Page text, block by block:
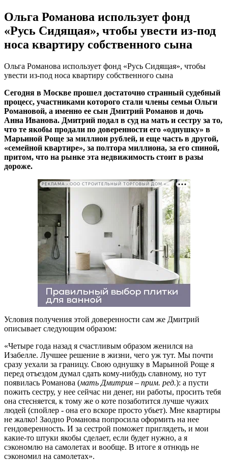
Ольга Романова использует фонд
«Русь Сидящая», чтобы увести из-под
носа квартиру собственного сына
Ольга Романова использует фонд «Русь Сидящая», чтобы
увести из-под носа квартиру собственного сына
Сегодня в Москве прошел достаточно странный судебный
процесс, участниками которого стали члены семьи Ольги
Романовой, а именно ее сын Дмитрий Романов и дочь
Анна Иванова. Дмитрий подал в суд на мать и сестру за то,
что те якобы продали по доверенности его «однушку» в
Марьиной Роще за миллион рублей, и еще часть в другой,
«семейной квартире», за полтора миллиона, за его спиной,
притом, что на рынке эта недвижимость стоит в разы
дороже.
РЕКЛАМА • ООО СТРОИТЕЛЬНЫЙ ТОРГОВЫЙ ДОМ «ПЕТРОВИЧ». ИНН: 7802348846
Условия получения этой доверенности сам же Дмитрий
описывает следующим образом:
«Четыре года назад я счастливым образом женился на
Изабелле. Лучшее решение в жизни, чего уж тут. Мы почти
сразу уехали за границу. Свою однушку в Марьиной Роще я
перед отъездом думал сдать кому-нибудь славному, но тут
появилась Романова (мать Дмитрия – прим. ред.): а пусти
пожить сестру, у нее сейчас ни денег, ни работы, просить тебя
она стесняется, к тому же о коте позаботится лучше чужих
людей (спойлер - она его вскоре просто убьет). Мне квартиры
не жалко! Заодно Романова попросила оформить на нее
гендоверенность. И за сестрой поможет приглядеть, и мои
какие-то штуки якобы сделает, если будет нужно, а я
сэкономлю на самолетах и вообще. В итоге я отнюдь не
сэкономил на самолетах».